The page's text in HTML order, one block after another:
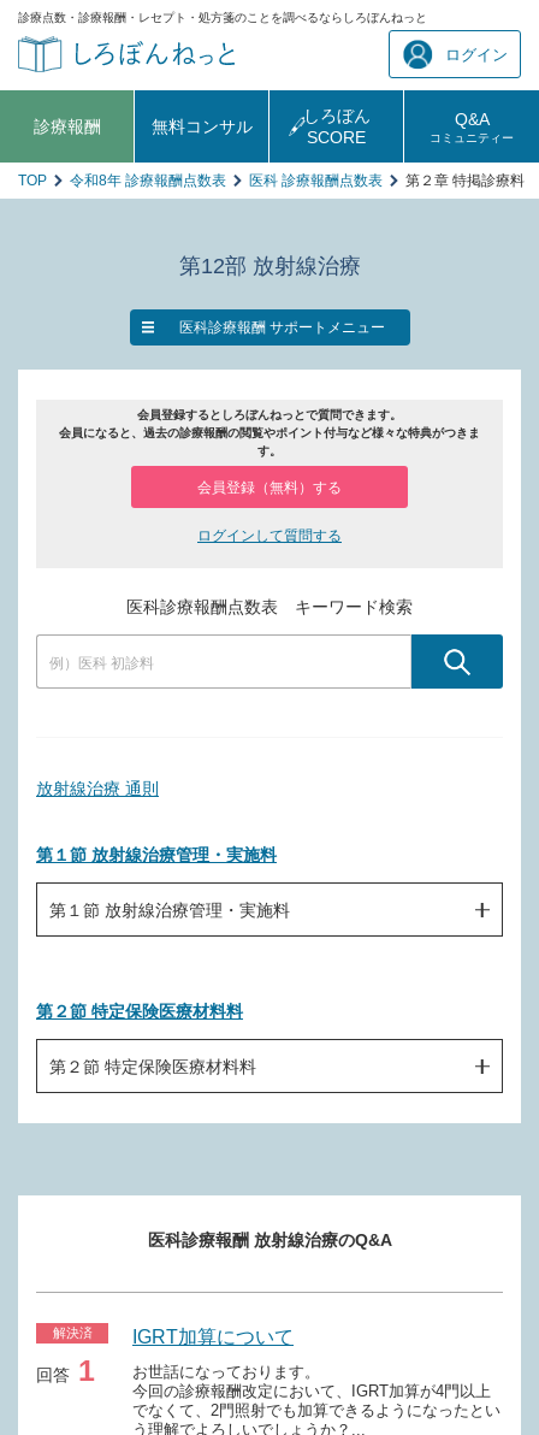
診療点数・診療報酬・レセプト・処方箋のことを調べるならしろぼんねっと
ログイン
診療報酬 無料コンサル
しろぼん
SCORE
Q&A
コミュニティー
TOP 令和8年 診療報酬点数表 医科 診療報酬点数表 第２章 特掲診療料
第12部 放射線治療
医科診療報酬 サポートメニュー
会員登録するとしろぼんねっとで質問できます。
会員になると、過去の診療報酬の閲覧やポイント付与など様々な特典がつきま
す。
会員登録（無料）する
ログインして質問する
医科診療報酬点数表 キーワード検索
放射線治療 通則
第１節 放射線治療管理・実施料
第１節 放射線治療管理・実施料
Ｍ０００－２ 放射性同位元素内用療法管理料
Ｍ００１ 体外照射
Ｍ００１－５ ホウ素中性子捕捉療法（一連につき）
Ｍ００３ 電磁波温熱療法（一連につき）
Ｍ００４ 密封小線源治療（一連につき）
Ｍ００５ 血液照射
第２節 特定保険医療材料料
第２節 特定保険医療材料料
医科診療報酬 放射線治療のQ&A
解決済
回答 1
IGRT加算について
お世話になっております。
今回の診療報酬改定において、IGRT加算が4門以上
でなくて、2門照射でも加算できるようになったとい
う理解でよろしいでしょうか？...